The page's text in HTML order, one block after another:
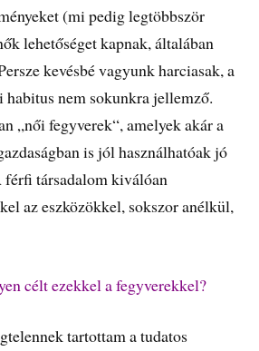
(mi pedig legtöbbször
lehetőséget kapnak, általában
kevésbé vagyunk harciasak, a
nem sokunkra jellemző.
„női fegyverek“, amelyek akár a
is jól használhatóak jó
társadalom kiválóan
az eszközökkel, sokszor anélkül,
célt ezekkel a fegyverekkel?
tartottam a tudatos